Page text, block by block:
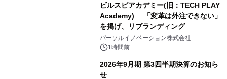
ビルスピアカデミー(旧：TECH PLAY
Academy) 「変革は外注できない」
を掲げ、リブランディング
パーソルイノベーション株式会社
1時間前
2026年9月期 第3四半期決算のお知ら
せ